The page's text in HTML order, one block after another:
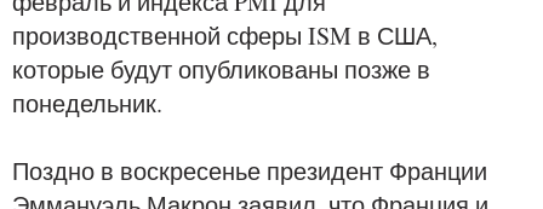
производственной сферы ISM в США,
которые будут опубликованы позже в
понедельник.
Поздно в воскресенье президент Франции